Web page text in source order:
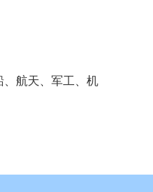
航天、军工、机